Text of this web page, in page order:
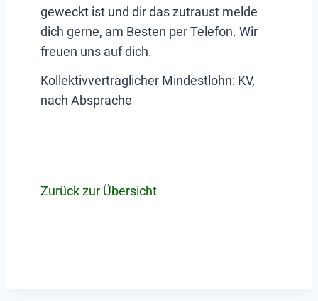
geweckt ist und dir das zutraust melde
dich gerne, am Besten per Telefon. Wir
freuen uns auf dich.
Kollektivvertraglicher Mindestlohn: KV,
nach Absprache
Zurück zur Übersicht